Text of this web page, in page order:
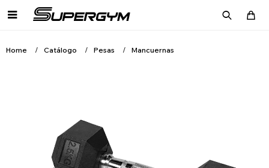

Home Catálogo Pesas Mancuernas